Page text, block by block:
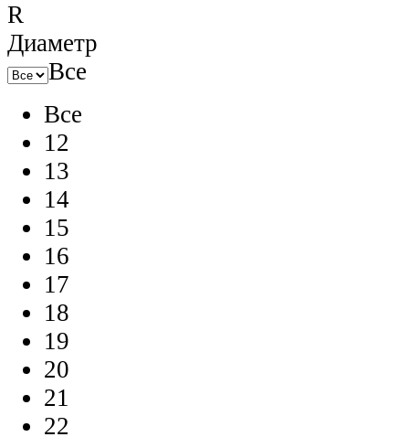
R
Диаметр
Все
Все
12
13
14
15
16
17
18
19
20
21
22